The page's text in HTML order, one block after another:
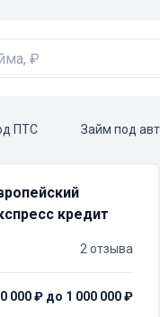
ПТС Займ под
кредит
2 отзыва
000 ₽ до 1 000 000 ₽